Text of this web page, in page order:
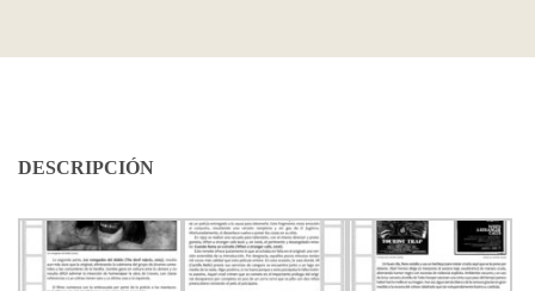
DESCRIPCIÓN